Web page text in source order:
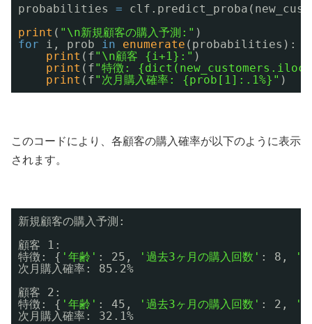
probabilities =
print ( "\n新規顧客の購入予測:" )
for
i, prob in enumerate (probabilities):
print (f"\n顧客 {i+1}:" )
print (f"特徴:
print (f"次月購入確率: {prob[1]:.1%}" )
このコードにより、各顧客の購入確率が以下のように表示
されます。
新規顧客の購入予測:
顧客 1:
特徴: { '年齢' : 25, '過去3ヶ月の購入回数' : 8,
'
次月購入確率: 85.2%
顧客 2:
特徴: { '年齢' : 45, '過去3ヶ月の購入回数' : 2,
'
次月購入確率: 32.1%